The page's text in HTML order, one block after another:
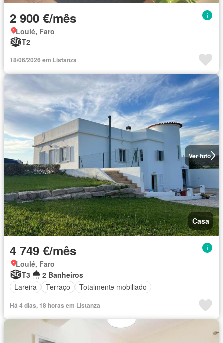
2 900 €/mês
Loulé, Faro
T2
18/06/2026 em Listanza
Ver foto
Casa
4 749 €/mês
Loulé, Faro
T3
2 Banheiros
Lareira
Terraço Totalmente mobiliado
Há 4 dias, 18 horas em Listanza